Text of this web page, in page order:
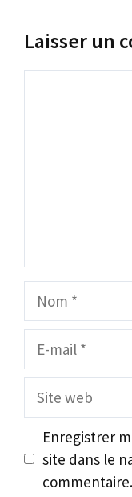
Laisser un
Site
Enregistrer
site dans le
commentaire.